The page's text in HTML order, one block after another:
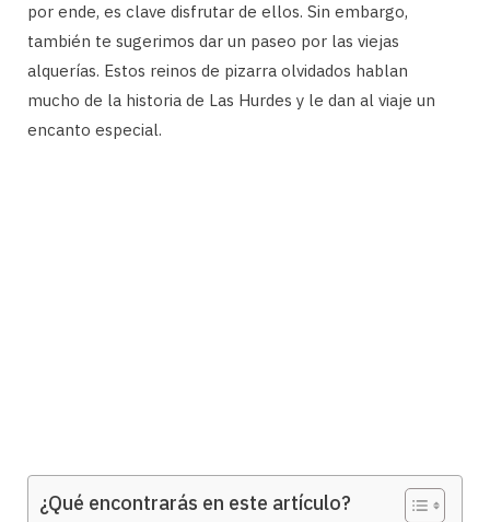
por ende, es clave disfrutar de ellos. Sin embargo,
también te sugerimos dar un paseo por las viejas
alquerías. Estos reinos de pizarra olvidados hablan
mucho de la historia de Las Hurdes y le dan al viaje un
encanto especial.
¿Qué encontrarás en este artículo?